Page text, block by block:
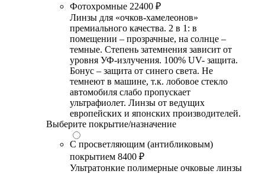
Фотохромные 22400 ₽
Линзы для «очков-хамелеонов»
премиального качества. 2 в 1: в
помещении – прозрачные, на солнце –
темные. Степень затемнения зависит от
уровня УФ-излучения. 100% UV- защита.
Бонус – защита от синего света. Не
темнеют в машине, т.к. лобовое стекло
автомобиля слабо пропускает
ультрафиолет. Линзы от ведущих
европейских и японских производителей.
Выберите покрытие/назначение
С просветляющим (антибликовым)
покрытием 8400 ₽
Ультратонкие полимерные очковые линзы